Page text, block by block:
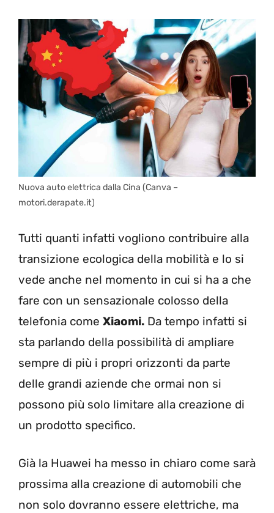
Nuova auto elettrica dalla Cina (Canva –
motori.derapate.it)
Tutti quanti infatti vogliono contribuire alla
transizione ecologica della mobilità e lo si
vede anche nel momento in cui si ha a che
fare con un sensazionale colosso della
telefonia come Xiaomi. Da tempo infatti si
sta parlando della possibilità di ampliare
sempre di più i propri orizzonti da parte
delle grandi aziende che ormai non si
possono più solo limitare alla creazione di
un prodotto specifico.
Già la Huawei ha messo in chiaro come sarà
prossima alla creazione di automobili che
non solo dovranno essere elettriche, ma